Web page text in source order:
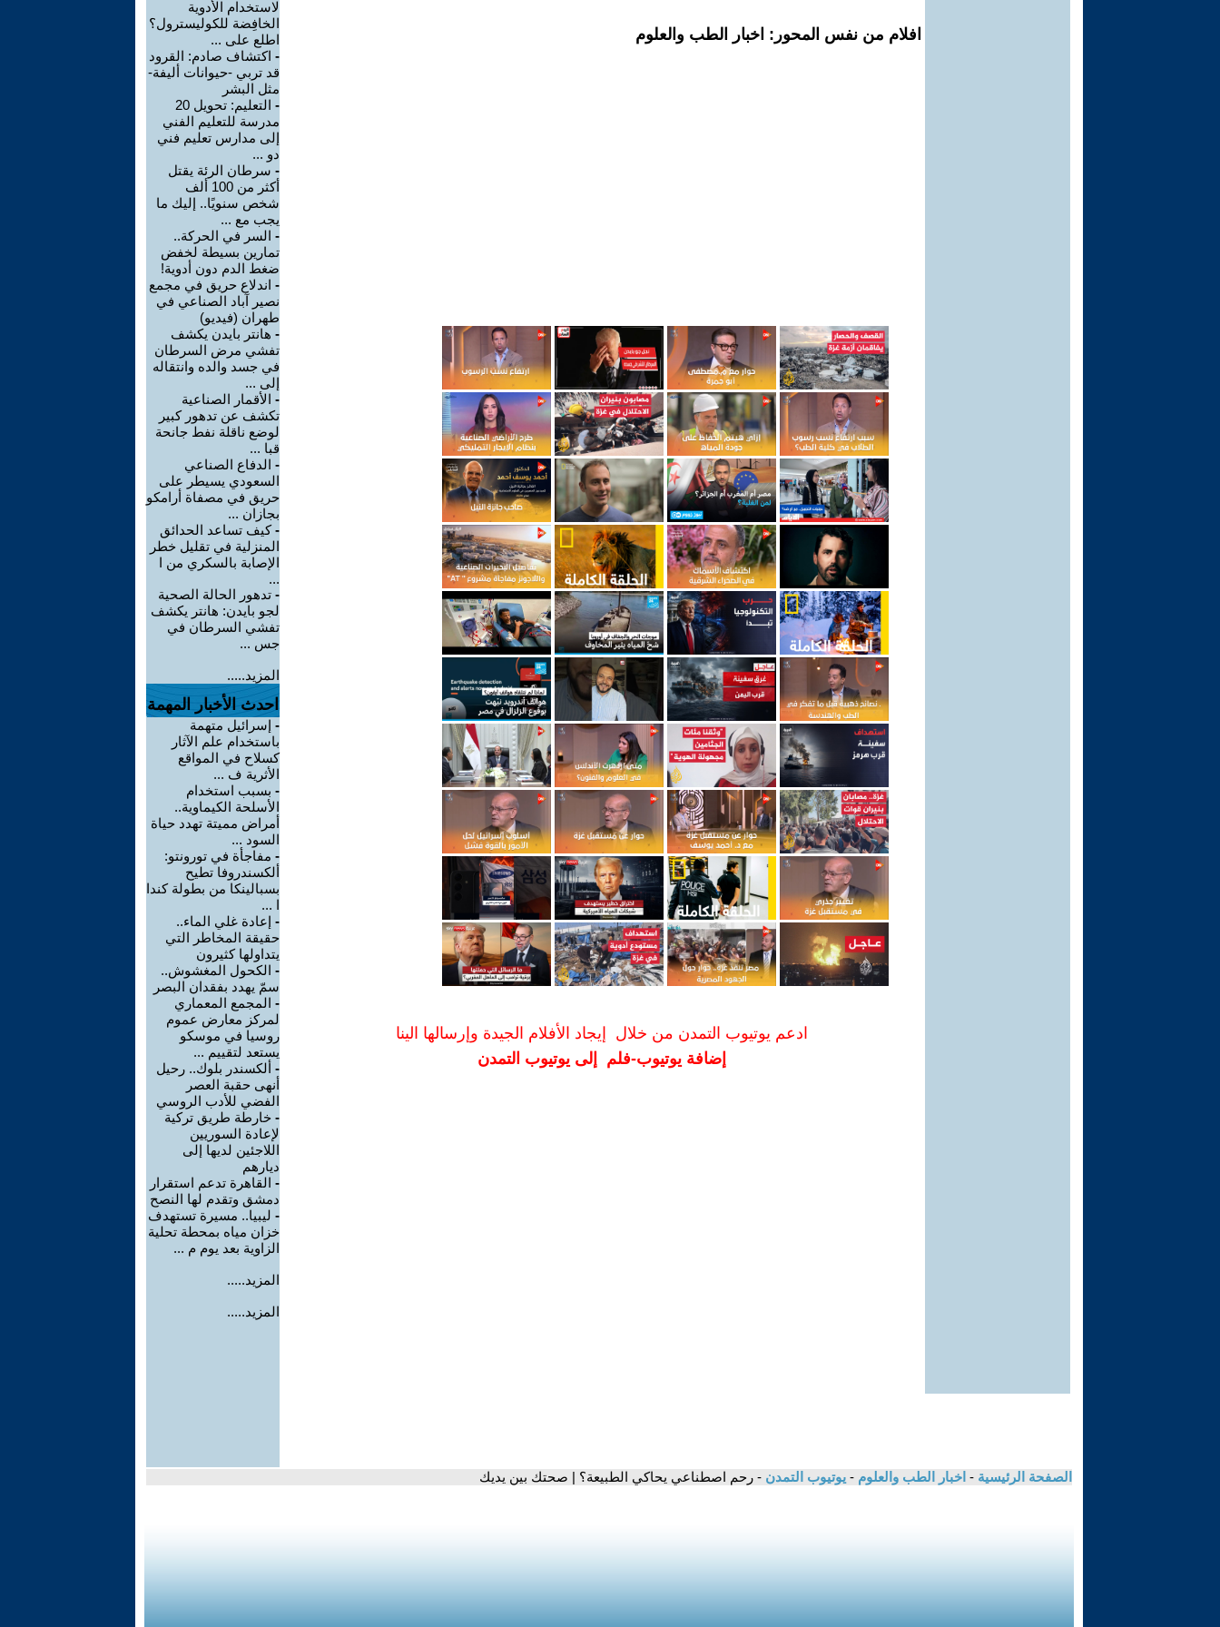
افلام من نفس المحور: اخبار الطب والعلوم
ادعم يوتيوب التمدن من خلال إيجاد الأفلام الجيدة وإرسالها الينا
إضافة يوتيوب-فلم إلى يوتيوب التمدن
لاستخدام الأدوية
الخافِضة للكوليسترول؟
اطلع على ...
- اكتشاف صادم: القرود
قد تربي -حيوانات أليفة-
مثل البشر
-
التعليم: تحويل 20
مدرسة للتعليم الفني
إلى مدارس تعليم فني
دو ...
- سرطان الرئة يقتل
أكثر من 100 ألف
شخص سنويًا.. إليك ما
يجب مع ...
- السر في الحركة..
تمارين بسيطة لخفض
ضغط الدم دون أدوية!
- اندلاع حريق في مجمع
نصير آباد الصناعي في
طهران (فيديو)
- هانتر بايدن يكشف
تفشي مرض السرطان
في جسد والده وانتقاله
إلى ...
- الأقمار الصناعية
تكشف عن تدهور كبير
لوضع ناقلة نفط جانحة
قبا ...
- الدفاع الصناعي
السعودي يسيطر على
حريق في مصفاة أرامكو
بجازان ...
-كيف تساعد الحدائق
المنزلية في تقليل خطر
الإصابة بالسكري من ا
...
- تدهور الحالة الصحية
لجو بايدن: هانتر يكشف
تفشي السرطان في
جس ...
المزيد.....
احدث الأخبار المهمة
- إسرائيل متهمة
باستخدام علم الآثار
كسلاح في المواقع
الأثرية ف ...
- بسبب استخدام
الأسلحة الكيماوية..
أمراض مميتة تهدد حياة
السود ...
- مفاجأة في تورونتو:
ألكسندروفا تطيح
بسبالينكا من بطولة كندا
ا ...
- إعادة غلي الماء..
حقيقة المخاطر التي
يتداولها كثيرون
- الكحول المغشوش..
سمّ يهدد بفقدان البصر
- المجمع المعماري
لمركز معارض عموم
روسيا في موسكو
يستعد لتقييم ...
- ألكسندر بلوك.. رحيل
أنهى حقبة العصر
الفضي للأدب الروسي
- خارطة طريق تركية
لإعادة السوريين
اللاجئين لديها إلى
ديارهم
- القاهرة تدعم استقرار
دمشق وتقدم لها النصح
- ليبيا.. مسيرة تستهدف
خزان مياه بمحطة تحلية
الزاوية بعد يوم م ...
المزيد.....
المزيد.....
الصفحة الرئيسية - اخبار الطب والعلوم - يوتيوب التمدن - رحم اصطناعي يحاكي الطبيعة؟ | صحتك بين يديك